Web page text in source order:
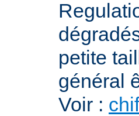
petite
général
Voir :